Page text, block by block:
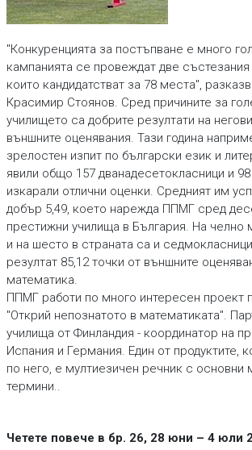
"Конкуренцията за постъпване е много
кампанията се провеждат две състезания
които кандидатстват за 78 места",
Красимир Стоянов. Сред причините за
училището са добрите резултати на
външните оценявания. Тази година
зрелостен изпит по български език и
явили общо 157 дванадесетокласници и 98
изкарали отлични оценки. Средният им
добър 5,49, което нарежда ППМГ сред
престижни училища в България. На челно
и на шесто в страната са и
резултат 85,12 точки от външните
математика.
ППМГ работи по много интересен проект
"Открий непознатото в математиката".
училища от Финландия - координатор на
Испания и Германия. Един от продуктите,
по него, е мултиезичен речник с основни
термини..
Четете повече в бр. 26, 28 юни – 4 юли